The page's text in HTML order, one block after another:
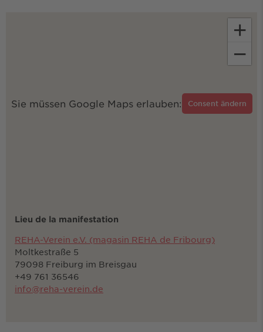
Sie müssen Google Maps erlauben: Consent ändern
+
−
Lieu de la manifestation
REHA-Verein e.V. (magasin REHA de Fribourg)
Moltkestraße 5
79098 Freiburg im Breisgau
+49 761 36546
info@reha-verein.de